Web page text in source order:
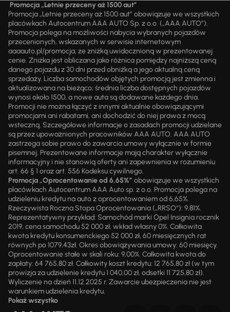
Promocja „Letnie przeceny aż 1500 aut”
Promocja „Letnie przeceny aż 1500 aut” obowiązuje we wszystkich
placówkach Autocentrum AAA AUTO Sp. z o.o. („AAA AUTO”).
Promocja polega na możliwości nabycia wybranych pojazdów
przecenionych, wskazanych w serwisie internetowym
aaaauto.pl/promocja, ze zniżką uwidocznioną w prezentowanej
cenie. Zniżka jest obliczana jako różnica pomiędzy najniższą ceną
danego pojazdu z 30 dni przed obniżką a jego aktualną ceną
sprzedaży. Liczba samochodów objętych promocją jest zmienna i
aktualizowana na bieżąco; średnia liczba dostępnych pojazdów
wynosi około 1500, a nowe auta są dodawane każdego dnia.
Promocji nie można łączyć z innymi aktualnie obowiązującymi
promocjami ani rabatami, ani dochodzić do niej prawa z mocą
wsteczną. Szczegółowe informacje o zasadach promocji udzielane
są przez upoważnionych pracowników AAA AUTO. AAA AUTO
zastrzega sobie prawo do zawarcia umowy wyłącznie w formie
pisemnej. Prezentowane informacje mają charakter wyłącznie
informacyjny i nie stanowią oferty ani zapewnienia w rozumieniu
art. 66 § 1 oraz art. 556 Kodeksu cywilnego.
Promocja „Oprocentowanie od 6,65%” obowiązuje we wszystkich
placówkach Autocentrum AAA Auto sp. z o.o. Promocja polega na
udzieleniu kredytu na auto z oprocentowaniem od 6,65%.
Rzeczywista Roczna Stopa Oprocentowania („RRSO“): 9,81%.
Reprezentatywny przykład: Samochód marki Opel Insignia rocznik
2019, cena samochodu 52 000 zł, wkład własny 0%. Całkowita
kwota kredytu konsumenckiego 52 000 zł, 60 miesięcznych rat
równych po 1079,43zł. Okres obowiązywania umowy: 60 miesięcy.
Oprocentowanie stałe w skali roku: 9,00%. Całkowita kwota do
zapłaty: 64 765,80 zł. Całkowity koszt kredytu: 12 765,80 zł (w tym
prowizja za udzielenie kredytu 1 040,00 zł, odsetki 11 725,80 zł).
Wyliczenie na dzień 11.12.2025 r. Zawarcie ubezpieczenia nie jest
warunkiem udzielenia kredytu.
Pokaż wszystko